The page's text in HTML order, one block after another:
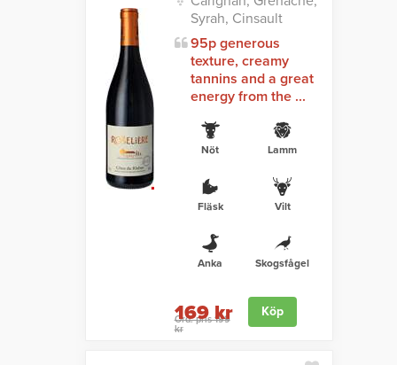
Syrah, Cinsault
95p generous
texture, creamy
tannins and a great
energy from the ...
Nöt Lamm
Fläsk Vilt
Anka Skogsfågel
Ord. pris 199
kr
169 kr Köp